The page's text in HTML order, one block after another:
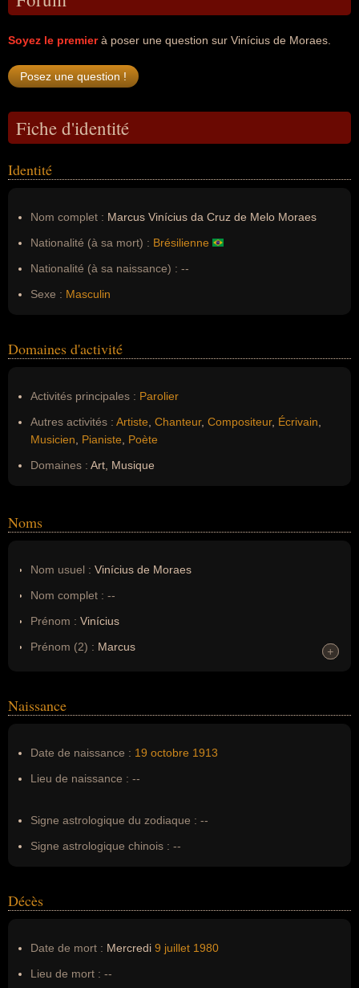
Soyez le premierà poser une question sur Vinícius de Moraes.
Fiche d'identité
Identité
Nom complet : Marcus Vinícius da Cruz de Melo Moraes
Nationalité (à sa mort) : Brésilienne
Nationalité (à sa naissance) : --
Sexe : Masculin
Domaines d'activité
Activités principales : Parolier
Autres activités : Artiste Chanteur, Compositeur, Écrivain
Musicien
Pianiste
Poète
Domaines : Art, Musique
Noms
Nom usuel : Vinícius de Moraes
Nom complet : --
Prénom : Vinícius
Prénom (2) : Marcus
Surnom :Poetinha, Petit poète
Erreurs d'écriture : --
+
+
Naissance
Date de naissance : 19 octobre 1913
Lieu de naissance : --
Signe astrologique du zodiaque : --
Signe astrologique chinois : --
Décès
Date de mort : Mercredi 9 juillet 1980
Lieu de mort : --